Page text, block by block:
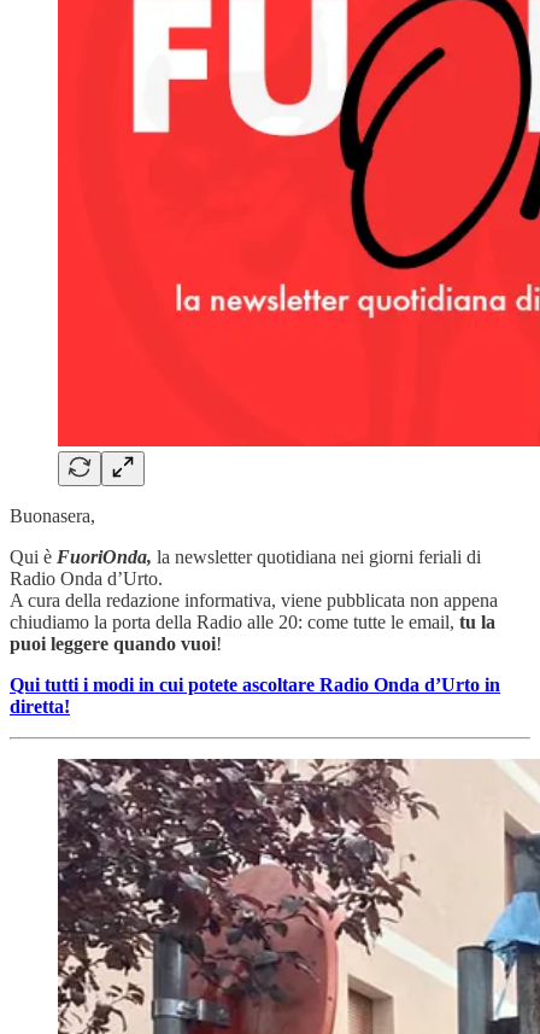
Buonasera,
Qui è FuoriOnda, la newsletter quotidiana nei giorni feriali di
Radio Onda d’Urto.
A cura della redazione informativa, viene pubblicata non appena
chiudiamo la porta della Radio alle 20: come tutte le email, tu la
puoi leggere quando vuoi!
Qui tutti i modi in cui potete ascoltare Radio Onda d’Urto in
diretta!